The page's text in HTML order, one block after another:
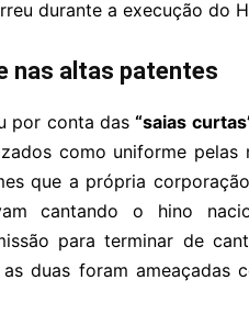
durante a execução do
nas altas patentes
por conta das“saias
como uniforme pelas
que a própria
cantando o hino
para terminar de
duas foram ameaçadas